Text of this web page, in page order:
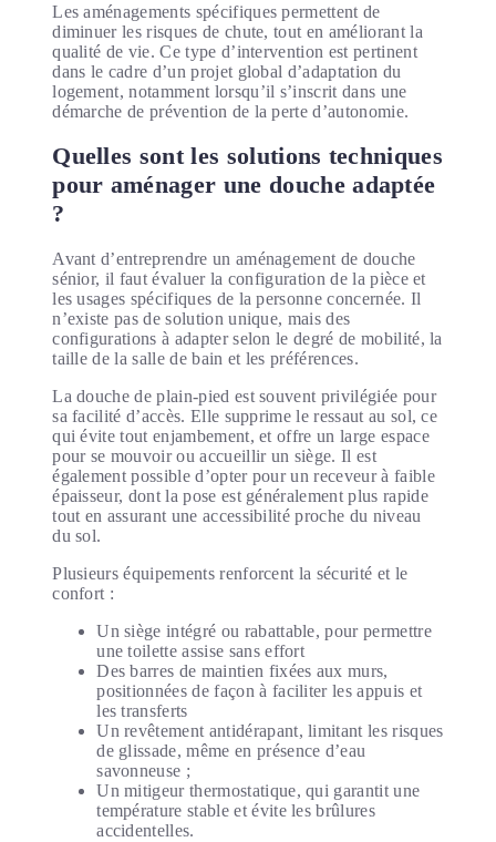
Les aménagements spécifiques permettent de
diminuer les risques de chute, tout en améliorant la
qualité de vie. Ce type d’intervention est pertinent
dans le cadre d’un projet global d’adaptation du
logement, notamment lorsqu’il s’inscrit dans une
démarche de prévention de la perte d’autonomie.
Quelles sont les solutions techniques
pour aménager une douche adaptée
?
Avant d’entreprendre un aménagement de douche
sénior, il faut évaluer la configuration de la pièce et
les usages spécifiques de la personne concernée. Il
n’existe pas de solution unique, mais des
configurations à adapter selon le degré de mobilité, la
taille de la salle de bain et les préférences.
La douche de plain-pied est souvent privilégiée pour
sa facilité d’accès. Elle supprime le ressaut au sol, ce
qui évite tout enjambement, et offre un large espace
pour se mouvoir ou accueillir un siège. Il est
également possible d’opter pour un receveur à faible
épaisseur, dont la pose est généralement plus rapide
tout en assurant une accessibilité proche du niveau
du sol.
Plusieurs équipements renforcent la sécurité et le
confort :
Un siège intégré ou rabattable, pour permettre
une toilette assise sans effort
Des barres de maintien fixées aux murs,
positionnées de façon à faciliter les appuis et
les transferts
Un revêtement antidérapant, limitant les risques
de glissade, même en présence d’eau
savonneuse ;
Un mitigeur thermostatique, qui garantit une
température stable et évite les brûlures
accidentelles.